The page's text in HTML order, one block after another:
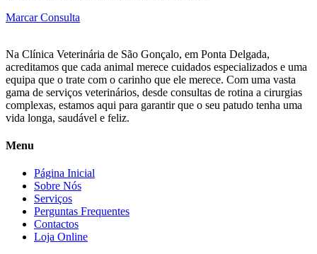
Marcar Consulta
Na Clínica Veterinária de São Gonçalo, em Ponta Delgada,
acreditamos que cada animal merece cuidados especializados e uma
equipa que o trate com o carinho que ele merece. Com uma vasta
gama de serviços veterinários, desde consultas de rotina a cirurgias
complexas, estamos aqui para garantir que o seu patudo tenha uma
vida longa, saudável e feliz.
Menu
Página Inicial
Sobre Nós
Serviços
Perguntas Frequentes
Contactos
Loja Online